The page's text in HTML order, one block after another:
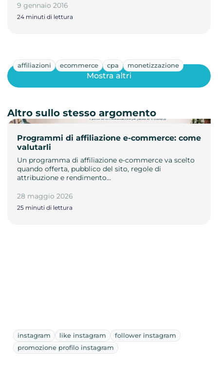
9 gennaio 2016
24 minuti di lettura
affiliazioni ecommerce cpa monetizzazione
Programmi di affiliazione e-commerce: come
valutarli
Un programma di affiliazione e-commerce va scelto
quando offerta, pubblico del sito, regole di
attribuzione e rendimento…
28 maggio 2026
25 minuti di lettura
Mostra altri
Altro sullo stesso argomento
instagram like instagram
follower instagram
promozione profilo instagram